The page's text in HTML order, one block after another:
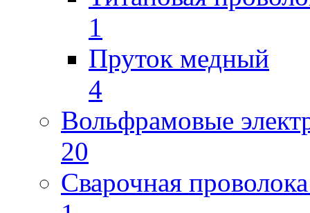
1
Пруток медный
4
Вольфрамовые
20
Сварочная